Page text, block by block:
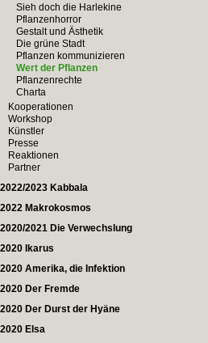
Sieh doch die Harlekine
Pflanzenhorror
Gestalt und Ästhetik
Die grüne Stadt
Pflanzen kommunizieren
Wert der Pflanzen
Pflanzenrechte
Charta
Kooperationen
Workshop
Künstler
Presse
Reaktionen
Partner
2022/2023 Kabbala
2022 Makrokosmos
2020/2021 Die Verwechslung
2020 Ikarus
2020 Amerika, die Infektion
2020 Der Fremde
2020 Der Durst der Hyäne
2020 Elsa